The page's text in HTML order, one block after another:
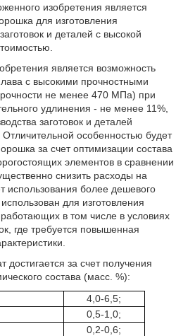
изобретения является
для изготовления
и деталей с высокой
является возможность
с высокими прочностными
не менее 470 МПа) при
удлинения - не менее 11%,
заготовок и деталей
особенностью будет
за счет оптимизации состава
элементов в сравнении
снизить расходы на
использования более дешевого
для изготовления
в том числе в условиях
где требуется повышенная
достигается за счет получения
состава (масс. %):
4,0-6,5;
0,5-1,0;
0,2-0,6;